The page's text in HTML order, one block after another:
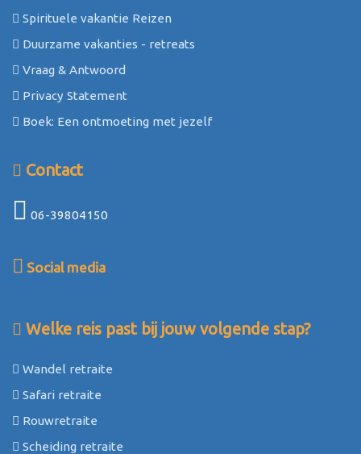
Spirituele vakantie Reizen
Duurzame vakanties - retreats
Vraag & Antwoord
Privacy Statement
Boek: Een ontmoeting met jezelf
Contact
06-39804150
Social media
Welke reis past bij jouw volgende stap?
Wandel retraite
Safari retraite
Rouwretraite
Scheiding retraite